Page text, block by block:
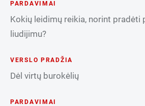
PARDAVIMAI
Kokių leidimų reikia, norint pradėti
liudijimu?
VERSLO PRADŽIA
Dėl virtų burokėlių
PARDAVIMAI